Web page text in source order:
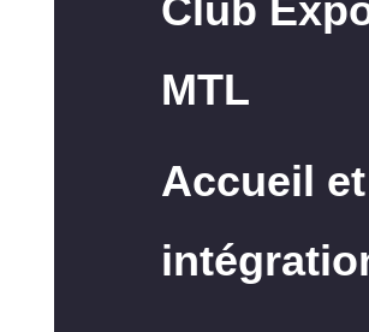
Club
MTL
Accueil et